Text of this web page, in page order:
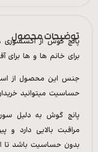
توضیحات محصول
پانچ گوش از
برای خانم ها و ها برای
حساسیت میتوانید
پانچ گوش به دلیل
مراقبت بالایی دارد و
بدون حساسیت باشد تا